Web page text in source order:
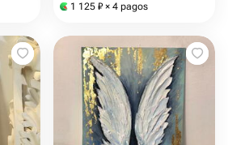
1 125 ₽ × 4 pagos